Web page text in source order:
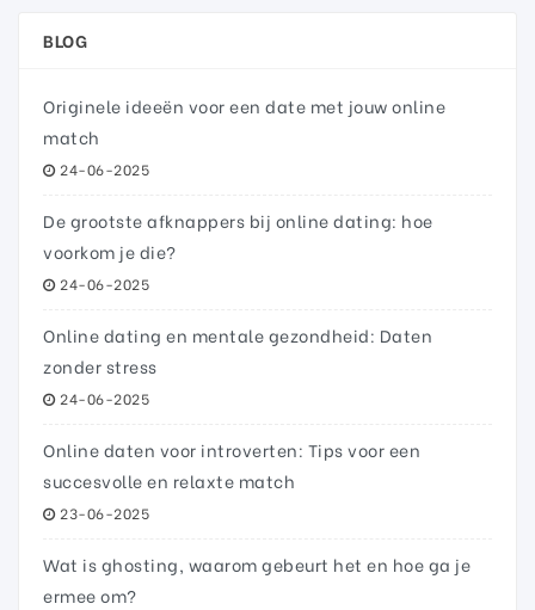
BLOG
Originele ideeën voor een date met jouw online
match
24-06-2025
De grootste afknappers bij online dating: hoe
voorkom je die?
24-06-2025
Online dating en mentale gezondheid: Daten
zonder stress
24-06-2025
Online daten voor introverten: Tips voor een
succesvolle en relaxte match
23-06-2025
Wat is ghosting, waarom gebeurt het en hoe ga je
ermee om?